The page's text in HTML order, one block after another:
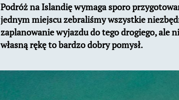
Podróż na Islandię wymaga sporo
jednym miejscu zebraliśmy wszystkie
zaplanowanie wyjazdu do tego drogiego, ale
własną rękę to bardzo dobry pomysł.